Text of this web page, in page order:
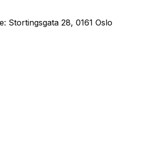
Stortingsgata 28, 0161 Oslo